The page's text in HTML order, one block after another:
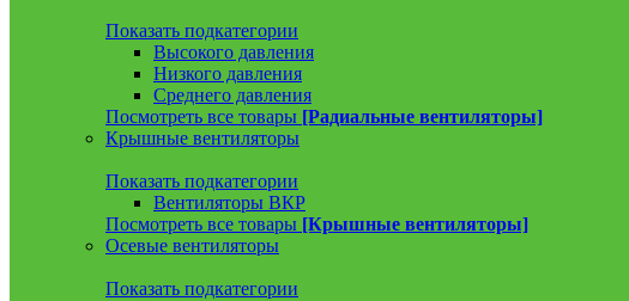
Показать подкатегории
Высокого давления
Низкого давления
Среднего давления
Посмотреть все товары [Радиальные вентиляторы]
Крышные вентиляторы
Показать подкатегории
Вентиляторы ВКР
Посмотреть все товары [Крышные вентиляторы]
Осевые вентиляторы
Показать подкатегории